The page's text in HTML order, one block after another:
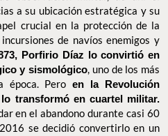
el museo originalmente fue una
los primeros pobladores de
observación militar, de ahí el
a su ubicación estratégica y su
crucial en la protección de la
de navíos enemigos y
Porfirio Díaz lo convirtió en
y sismológico, uno de los más
época. Peroen la Revolución